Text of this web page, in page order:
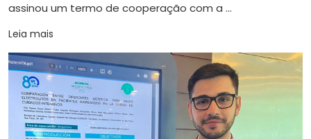
assinou um termo de cooperação com a ...
Leia mais